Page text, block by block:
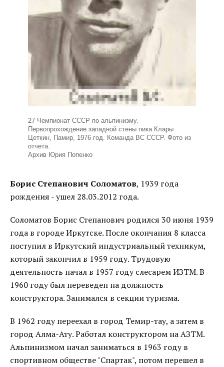
27 Чемпионат СССР по альпинизму.
Первопрохождение западной стены пика Клары
Цеткин, Памир, 1976 год. Команда ВС СССР. Фото из
отчета.
Архив Юрия Попенко
Борис Степанович Соломатов, 1939 года
рождения - ушел 28.03.2012 года.
Соломатов Борис Степанович родился 30 июня 1939
года в городе Иркутске. После окончания 8 класса
поступил в Иркутский индустриальный техникум,
который закончил в 1959 году. Трудовую
деятельность начал в 1957 году слесарем ИЗТМ. В
1960 году был переведен на должность
конструктора. Занимался в секции туризма.
В 1962 году переехал в город Темир-тау, а затем в
город Алма-Ату. Работал конструктором на АЗТМ.
Альпинизмом начал заниматься в 1963 году в
спортивном обществе "Спартак", потом перешел в